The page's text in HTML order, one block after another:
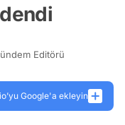
Editörü
Google'a ekleyin